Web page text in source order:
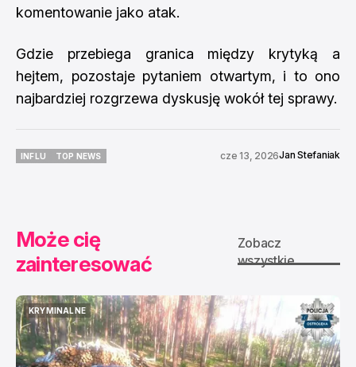
komentowanie jako atak.
Gdzie przebiega granica między krytyką a
hejtem, pozostaje pytaniem otwartym, i to ono
najbardziej rozgrzewa dyskusję wokół tej sprawy.
INFLU
TOP NEWS
cze 13, 2026Jan Stefaniak
Może cię
zainteresować
Zobacz
wszystkie
KRYMINALNE
KRYMINALNE